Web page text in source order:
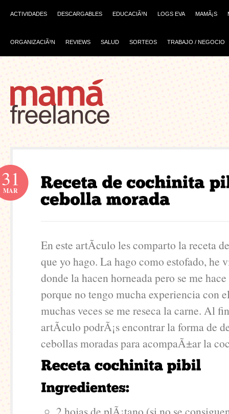
ACTIVIDADES DESCARGABLES EDUCACIÃ³N LOGS EVA MAMÃ¡S
ORGANIZACIÃ³N REVIEWS SALUD SORTEOS TRABAJO / NEGOCIO
31
MAR
En este artÃ­culo les comparto la receta
que yo hago. La hago como estofado, he
donde la hacen horneada pero se me
porque no tengo mucha experiencia con
muchas veces se me reseca la carne. Al
artÃ­culo podrÃ¡s encontrar la forma de
cebollas moradas para acompaÃ±ar la